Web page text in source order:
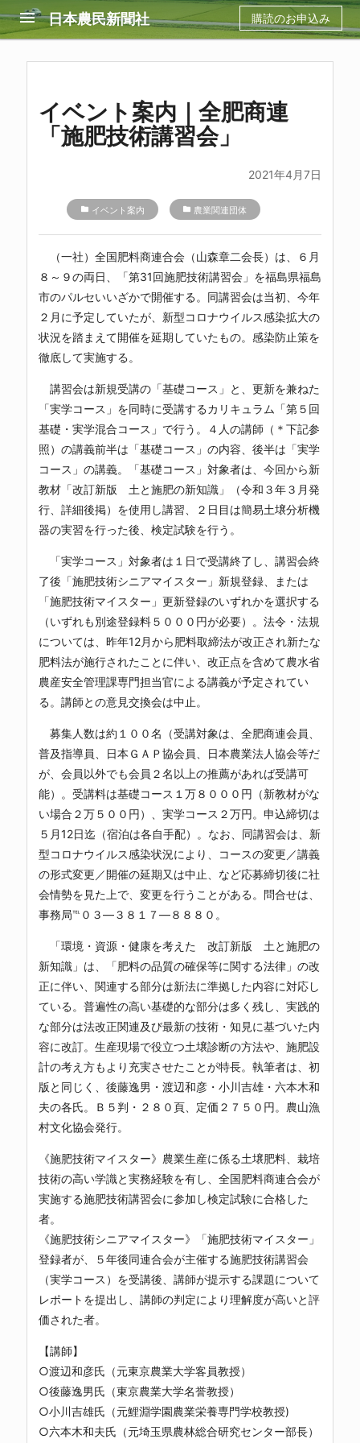
menu 日本農民新聞社 購読のお申込み
イベント案内｜全肥商連
「施肥技術講習会」
2021年4月7日
folder イベント案内 folder 農業関連団体
（一社）全国肥料商連合会（山森章二会長）は、６月
８～９の両日、「第31回施肥技術講習会」を福島県福島
市のパルセいいざかで開催する。同講習会は当初、今年
２月に予定していたが、新型コロナウイルス感染拡大の
状況を踏まえて開催を延期していたもの。感染防止策を
徹底して実施する。
講習会は新規受講の「基礎コース」と、更新を兼ねた
「実学コース」を同時に受講するカリキュラム「第５回
基礎・実学混合コース」で行う。４人の講師（＊下記参
照）の講義前半は「基礎コース」の内容、後半は「実学
コース」の講義。「基礎コース」対象者は、今回から新
教材「改訂新版 土と施肥の新知識」（令和３年３月発
行、詳細後掲）を使用し講習、２日目は簡易土壌分析機
器の実習を行った後、検定試験を行う。
「実学コース」対象者は１日で受講終了し、講習会終
了後「施肥技術シニアマイスター」新規登録、または
「施肥技術マイスター」更新登録のいずれかを選択する
（いずれも別途登録料５０００円が必要）。法令・法規
については、昨年12月から肥料取締法が改正され新たな
肥料法が施行されたことに伴い、改正点を含めて農水省
農産安全管理課専門担当官による講義が予定されてい
る。講師との意見交換会は中止。
募集人数は約１００名（受講対象は、全肥商連会員、
普及指導員、日本ＧＡＰ協会員、日本農業法人協会等だ
が、会員以外でも会員２名以上の推薦があれば受講可
能）。受講料は基礎コース１万８０００円（新教材がな
い場合２万５００円）、実学コース２万円。申込締切は
５月12日迄（宿泊は各自手配）。なお、同講習会は、新
型コロナウイルス感染状況により、コースの変更／講義
の形式変更／開催の延期又は中止、など応募締切後に社
会情勢を見た上で、変更を行うことがある。問合せは、
事務局℡０３―３８１７―８８８０。
「環境・資源・健康を考えた 改訂新版 土と施肥の
新知識」は、「肥料の品質の確保等に関する法律」の改
正に伴い、関連する部分は新法に準拠した内容に対応し
ている。普遍性の高い基礎的な部分は多く残し、実践的
な部分は法改正関連及び最新の技術・知見に基づいた内
容に改訂。生産現場で役立つ土壌診断の方法や、施肥設
計の考え方もより充実させたことが特長。執筆者は、初
版と同じく、後藤逸男・渡辺和彦・小川吉雄・六本木和
夫の各氏。Ｂ５判・２８０頁、定価２７５０円。農山漁
村文化協会発行。
《施肥技術マイスター》農業生産に係る土壌肥料、栽培
技術の高い学識と実務経験を有し、全国肥料商連合会が
実施する施肥技術講習会に参加し検定試験に合格した
者。
《施肥技術シニアマイスター》「施肥技術マイスター」
登録者が、５年後同連合会が主催する施肥技術講習会
（実学コース）を受講後、講師が提示する課題について
レポートを提出し、講師の判定により理解度が高いと評
価された者。
【講師】
○渡辺和彦氏（元東京農業大学客員教授）
○後藤逸男氏（東京農業大学名誉教授）
○小川吉雄氏（元鯉淵学園農業栄養専門学校教授)
○六本木和夫氏（元埼玉県農林総合研究センター部長）